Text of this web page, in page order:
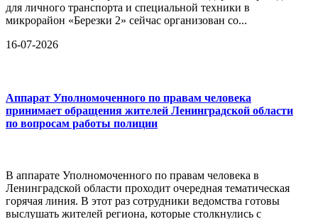
для личного транспорта и специальной техники в
микрорайон «Березки 2» сейчас организован со...
16-07-2026
Аппарат Уполномоченного по правам человека
принимает обращения жителей Ленинградской области
по вопросам работы полиции
В аппарате Уполномоченного по правам человека в
Ленинградской области проходит очередная тематическая
горячая линия. В этот раз сотрудники ведомства готовы
выслушать жителей региона, которые столкнулись с